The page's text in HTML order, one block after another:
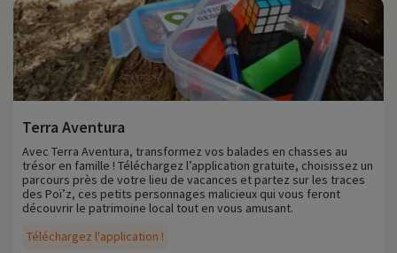
Terra Aventura
Téléchargez l'application !
Avec Terra Aventura, transformez vos balades en chasses au
trésor en famille ! Téléchargez l’application gratuite, choisissez un
parcours près de votre lieu de vacances et partez sur les traces
des Poï’z, ces petits personnages malicieux qui vous feront
découvrir le patrimoine local tout en vous amusant.